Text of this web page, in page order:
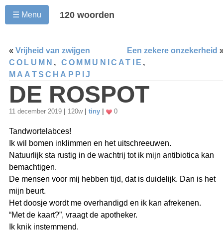
☰ Menu 120 woorden
« Vrijheid van zwijgen Een zekere onzekerheid
COLUMN , COMMUNICATIE ,
MAATSCHAPPIJ
DE ROSPOT
11 december 2019 120w tiny 0
Tandwortelabces!
Ik wil bomen inklimmen en het uitschreeuwen.
Natuurlijk sta rustig in de wachtrij tot ik mijn antibiotica kan
bemachtigen.
De mensen voor mij hebben tijd, dat is duidelijk. Dan is het
mijn beurt.
Het doosje wordt me overhandigd en ik kan afrekenen.
“Met de kaart?”, vraagt de apotheker.
Ik knik instemmend.